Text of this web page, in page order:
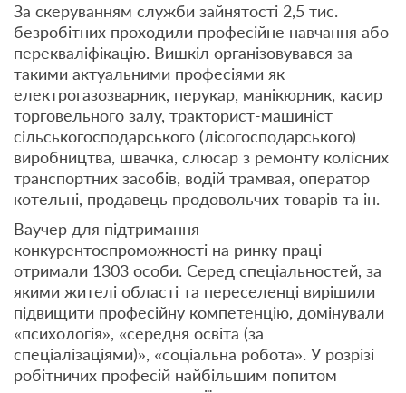
За скеруванням служби зайнятості 2,5 тис.
безробітних проходили професійне навчання або
перекваліфікацію. Вишкіл організовувався за
такими актуальними професіями як
електрогазозварник, перукар, манікюрник, касир
торговельного залу, тракторист-машиніст
сільськогосподарського (лісогосподарського)
виробництва, швачка, слюсар з ремонту колісних
транспортних засобів, водій трамвая, оператор
котельні, продавець продовольчих товарів та ін.
Ваучер для підтримання
конкурентоспроможності на ринку праці
отримали 1303 особи. Серед спеціальностей, за
якими жителі області та переселенці вирішили
підвищити професійну компетенцію, домінували
«психологія», «середня освіта (за
спеціалізаціями)», «соціальна робота». У розрізі
робітничих професій найбільшим попитом